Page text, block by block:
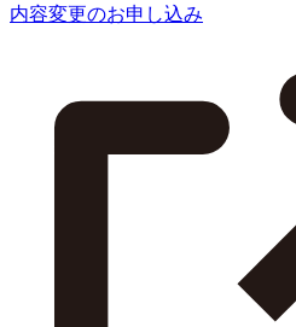
内容変更のお申し込み